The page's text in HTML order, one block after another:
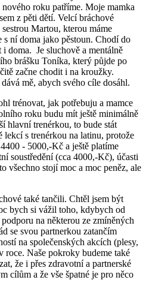
roku patříme. Moje mamka
z pěti dětí. Velcí bráchové
Martou, kterou máme
s ní doma jako pěstoun. Chodí do
doma. Je sluchově a mentálně
brášku Toníka, který půjde po
začne chodit i na kroužky.
mě, abych svého cíle dosáhl.
trénovat, jak potřebuju a mamce
roku budu mít ještě minimálně
hlavní trenérkou, to bude stát
s trenérkou na latinu, protože
- 5000,-Kč a ještě platíme
soustředění (cca 4000,-Kč), účasti
všechno stojí moc a moc peněz, ale
také tančili. Chtěl jsem být
bych si vážil toho, kdybych od
na některou ze zmíněných
se svou partnerkou zatančím
na společenských akcích (plesy,
roce. Naše pokroky budeme také
že i přes zdravotní a partnerské
cílům a že vše špatné je pro něco